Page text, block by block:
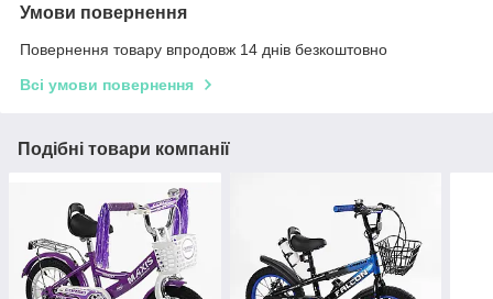
Умови повернення
Повернення товару впродовж 14 днів безкоштовно
Всі умови повернення
Подібні товари компанії